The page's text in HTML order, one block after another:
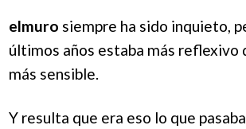
elmuro siempre ha sido inquieto,
últimos años estaba más reflexivo
más sensible.
Y resulta que era eso lo que